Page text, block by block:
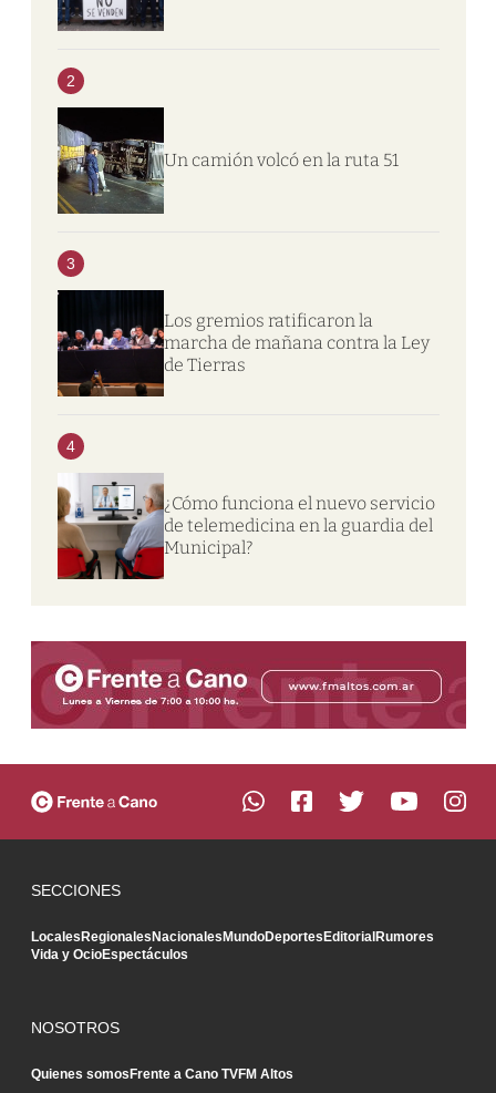
2
Un camión volcó en la ruta 51
3
Los gremios ratificaron la
marcha de mañana contra la Ley
de Tierras
4
¿Cómo funciona el nuevo servicio
de telemedicina en la guardia del
Municipal?
SECCIONES
LocalesRegionalesNacionalesMundoDeportesEditorialRumores
Vida y OcioEspectáculos
NOSOTROS
Quienes somosFrente a Cano TVFM Altos